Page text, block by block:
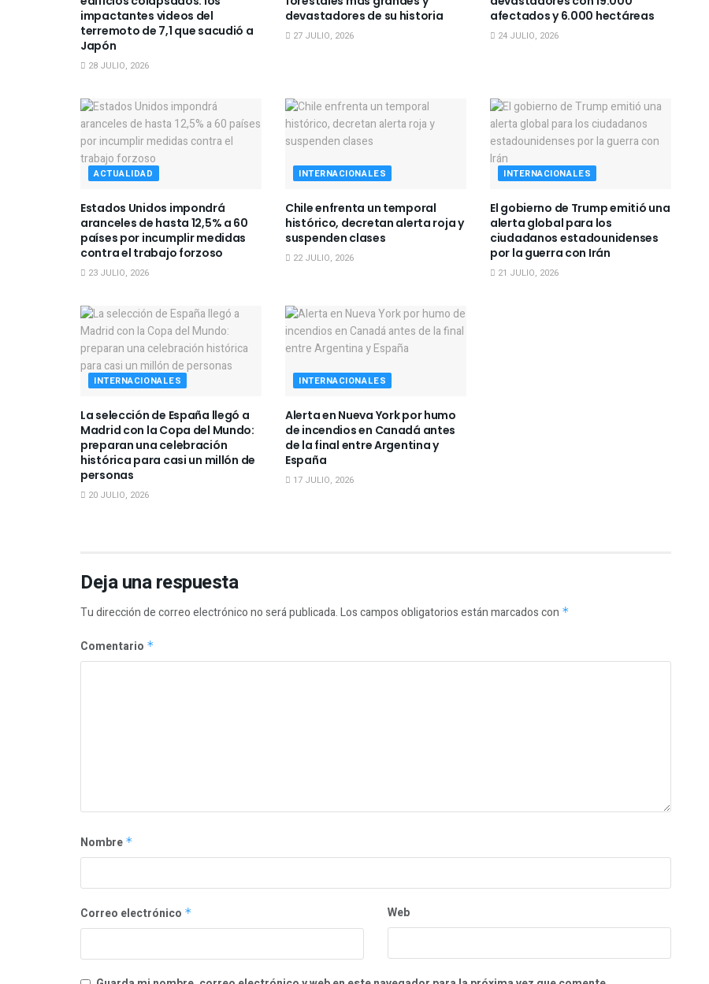
impactantes videos del
terremoto de 7,1 que sacudió a
Japón
28 JULIO, 2026
devastadores de su historia
27 JULIO, 2026
afectados y 6.000 hectáreas
24 JULIO, 2026
ACTUALIDAD
Estados Unidos impondrá
aranceles de hasta 12,5% a 60
países por incumplir medidas
contra el trabajo forzoso
23 JULIO, 2026
INTERNACIONALES
Chile enfrenta un temporal
histórico, decretan alerta roja y
suspenden clases
22 JULIO, 2026
INTERNACIONALES
El gobierno de Trump emitió una
alerta global para los
ciudadanos estadounidenses
por la guerra con Irán
21 JULIO, 2026
INTERNACIONALES
La selección de España llegó a
Madrid con la Copa del Mundo:
preparan una celebración
histórica para casi un millón de
personas
20 JULIO, 2026
INTERNACIONALES
Alerta en Nueva York por humo
de incendios en Canadá antes
de la final entre Argentina y
España
17 JULIO, 2026
Deja una respuesta
Tu dirección de correo electrónico no será publicada.Los campos obligatorios están marcados con *
Comentario *
Nombre *
Correo electrónico * Web